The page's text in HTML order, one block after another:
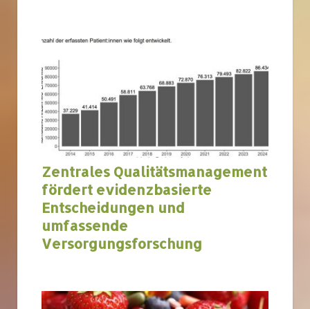
Zentrales Qualitätsmanagement
fördert evidenzbasierte
Entscheidungen und
umfassende
Versorgungsforschung